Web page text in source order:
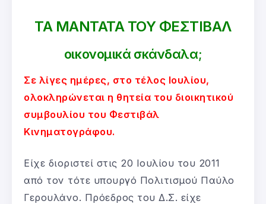
ΤΑ ΜΑΝΤΑΤΑ ΤΟΥ ΦΕΣΤΙΒΑΛ
οικονομικά σκάνδαλα;
Σε λίγες ημέρες, στο τέλος Ιουλίου,
ολοκληρώνεται η θητεία του διοικητικού
συμβουλίου του Φεστιβάλ
Κινηματογράφου.
Είχε διοριστεί στις 20 Ιουλίου του 2011
από τον τότε υπουργό Πολιτισμού Παύλο
Γερουλάνο. Πρόεδρος του Δ.Σ. είχε